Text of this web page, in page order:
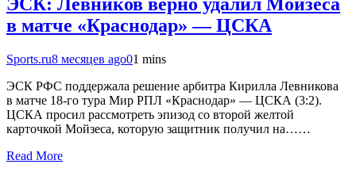
в матче «Краснодар» — ЦСКА
Sports.ru8 месяцев ago01 mins
ЭСК РФС поддержала решение арбитра Кирилла Левникова
в матче 18-го тура Мир РПЛ «Краснодар» — ЦСКА (3:2).
ЦСКА просил рассмотреть эпизод со второй желтой
карточкой Мойзеса, которую защитник получил на……
Read More